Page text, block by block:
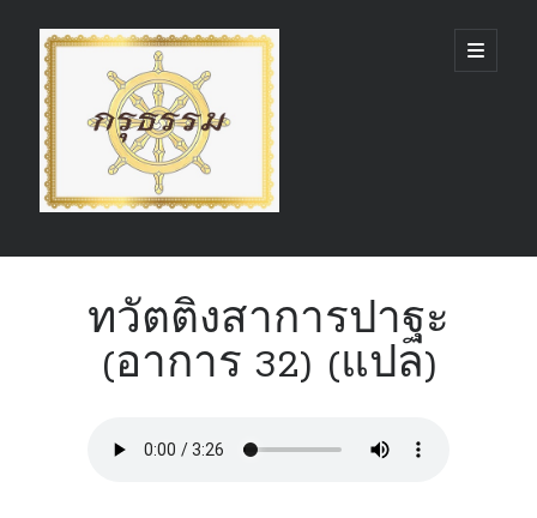
กรุ
ธรรม
(GruDhamma.com)
open
primary
Sidebar
ทวัตติงสาการปาฐะ
(อาการ 32) (แปล)